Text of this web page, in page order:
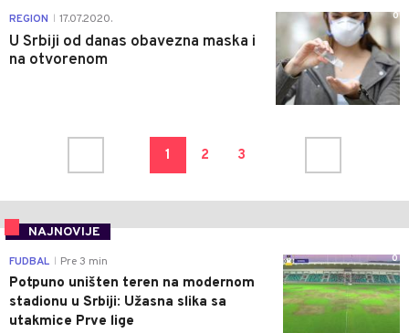
REGION 17.07.2020.
U Srbiji od danas obavezna maska i
na otvorenom
0
1 2 3
NAJNOVIJE
0
FUDBAL Pre 3 min
Potpuno uništen teren na modernom
stadionu u Srbiji: Užasna slika sa
utakmice Prve lige